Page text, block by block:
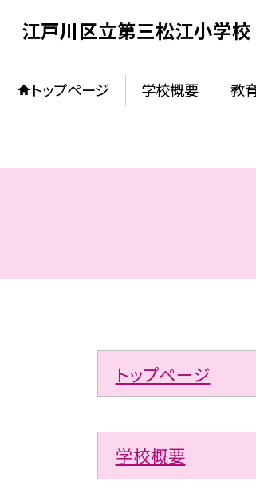
江戸川区立第三松江小学校
トップページ 学校概要 教
トップページ
学校概要